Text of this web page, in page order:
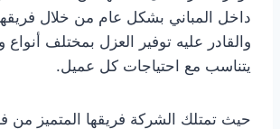
داخل المباني بشكل عام من خلال
والقادر عليه توفير العزل بمختلف أنواع
يتناسب مع احتياجات كل عميل.
حيث تمتلك الشركة فريقها المتميز من